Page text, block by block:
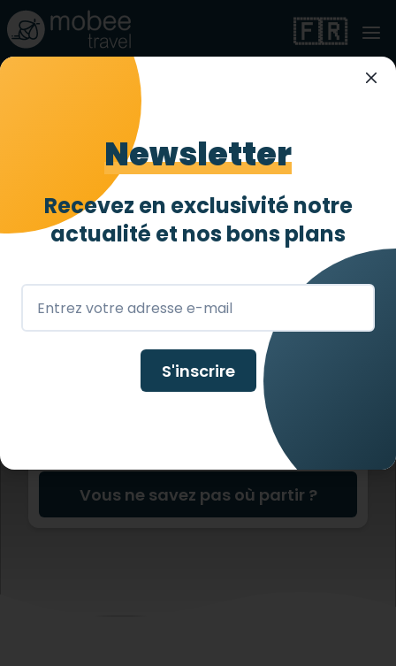
🇫🇷
Organiser un
voyage PMR en
Laponie
Organisez votre prochain séjour
adapté à votre handicap en Laponie
avec Mobee Travel !
Vous ne savez pas où partir ?
Newsletter
Recevez en exclusivité notre
actualité et nos bons plans
S'inscrire